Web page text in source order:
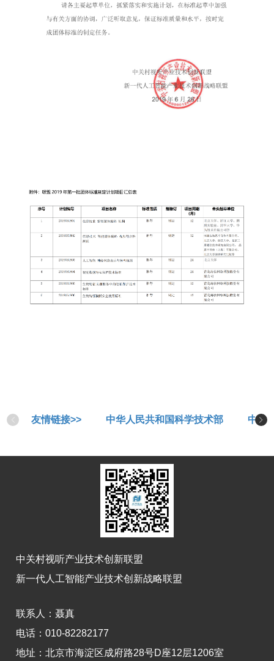
友情链接>> 中华人民共和国科学技术部 中华
中关村视听产业技术创新联盟
新一代人工智能产业技术创新战略联盟
联系人：聂真
电话：010-82282177
地址：北京市海淀区成府路28号D座12层1206室